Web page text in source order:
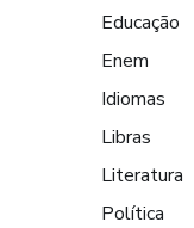
Educação
Enem
Idiomas
Libras
Literatura
Política